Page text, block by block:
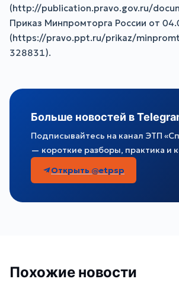
(http://publication.pravo.gov.ru/
Приказ Минпромторга России от
(https://pravo.ppt.ru/prikaz/
328831).
Больше новостей в
Подписывайтесь на канал ЭТП
— короткие разборы, практика и
Открыть @etpsp
Похожие новости